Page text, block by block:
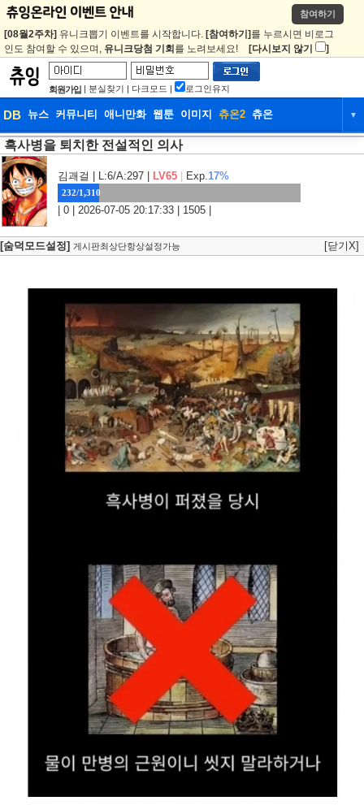
참여하기
[08월2주차] 유니크뽑기 이벤트를 시작합니다. [참여하기] 를 누르시면 비로그
인도 참여할 수 있으며, 유니크당첨 기회 를 노려보세요! [다시보지 않기 ]
회원가입 | 분실찾기 | 다크모드 | 로그인유지
DB 뉴스 커뮤니티 애니만화 웹툰 이미지 츄온2 츄온 ▼
DB 뉴스
웹툰 이미지 츄온2
흑사병을 퇴치한 전설적인 의사
김괘걸 | L:6/A:297 | LV65 Exp.17%
232/1,310
| 0 | 2026-07-05 20:17:33 | 1505 |
[숨덕모드설정] 게시판최상단항상설정가능 [닫기X]